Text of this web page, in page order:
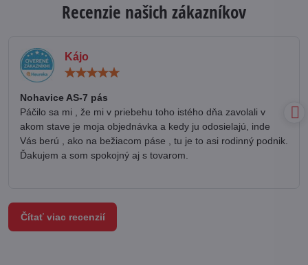
Recenzie našich zákazníkov
Kájo
Nohavice AS-7 pás
Páčilo sa mi , že mi v priebehu toho istého dňa zavolali v
akom stave je moja objednávka a kedy ju odosielajú, inde
Vás berú , ako na bežiacom páse , tu je to asi rodinný podnik.
Ďakujem a som spokojný aj s tovarom.
Čítať viac recenzií